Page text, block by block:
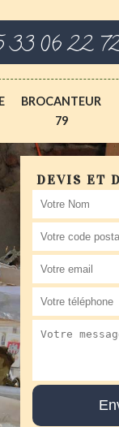
33 06 22
BROCANTEUR
79
DEVIS ET